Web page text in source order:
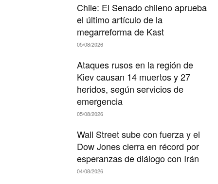
Chile: El Senado chileno aprueba
el último artículo de la
megarreforma de Kast
05/08/2026
Ataques rusos en la región de
Kiev causan 14 muertos y 27
heridos, según servicios de
emergencia
05/08/2026
Wall Street sube con fuerza y el
Dow Jones cierra en récord por
esperanzas de diálogo con Irán
04/08/2026